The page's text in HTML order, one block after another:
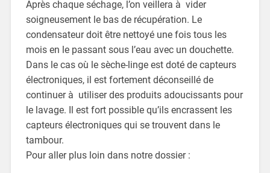
Après chaque séchage, l’on veillera à vider
soigneusement le bas de récupération. Le
condensateur doit être nettoyé une fois tous les
mois en le passant sous l’eau avec un douchette.
Dans le cas où le sèche-linge est doté de capteurs
électroniques, il est fortement déconseillé de
continuer à utiliser des produits adoucissants pour
le lavage. Il est fort possible qu’ils encrassent les
capteurs électroniques qui se trouvent dans le
tambour.
Pour aller plus loin dans notre dossier :